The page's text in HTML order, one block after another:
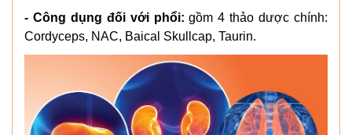
- Công dụng đối với phổi:gồm 4 thảo dược chính:
Cordyceps, NAC, Baical Skullcap, Taurin.